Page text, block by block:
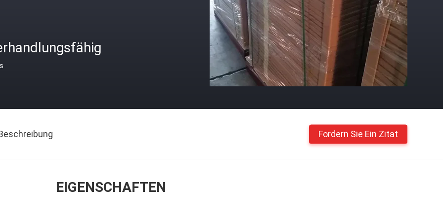
Fordern Sie Ein Zitat
EIGENSCHAFTEN